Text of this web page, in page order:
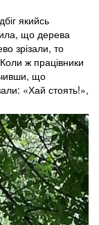
якийсь
що дерева
зрізали, то
ж працівники
що
«Хай стоять!»,